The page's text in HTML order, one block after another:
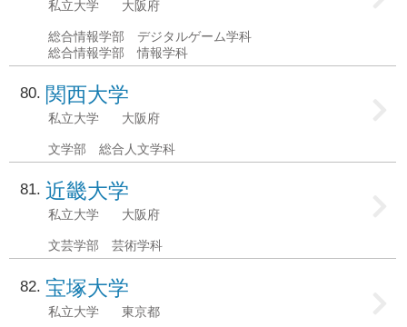
私立大学 大阪府
総合情報学部 デジタルゲーム学科
総合情報学部 情報学科
80 関西大学
私立大学 大阪府
文学部 総合人文学科
81 近畿大学
私立大学 大阪府
文芸学部 芸術学科
82 宝塚大学
私立大学 東京都